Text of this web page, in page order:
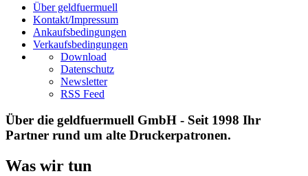
Über geldfuermuell
Kontakt/Impressum
Ankaufsbedingungen
Verkaufsbedingungen
Download
Datenschutz
Newsletter
RSS Feed
Über die geldfuermuell GmbH - Seit 1998 Ihr
Partner rund um alte Druckerpatronen.
Was wir tun